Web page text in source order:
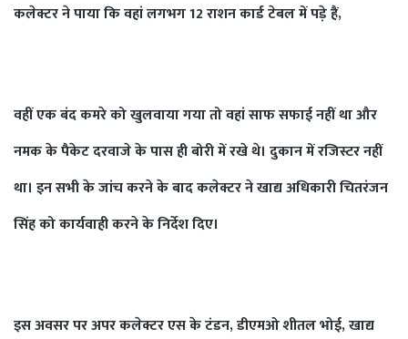
कलेक्टर ने पाया कि वहां लगभग 12 राशन कार्ड टेबल में पड़े हैं,
वहीं एक बंद कमरे को खुलवाया गया तो वहां साफ सफाई नहीं था और
नमक के पैकेट दरवाजे के पास ही बोरी में रखे थे। दुकान में रजिस्टर नहीं
था। इन सभी के जांच करने के बाद कलेक्टर ने खाद्य अधिकारी चितरंजन
सिंह को कार्यवाही करने के निर्देश दिए।
इस अवसर पर अपर कलेक्टर एस के टंडन, डीएमओ शीतल भोई, खाद्य